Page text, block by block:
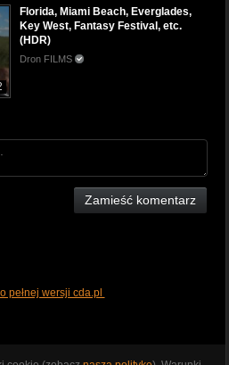
Florida, Miami Beach, Everglades,
Key West, Fantasy Festival, etc.
(HDR)
Dron FILMS
Zamieść komentarz
pełnej wersji cda.pl